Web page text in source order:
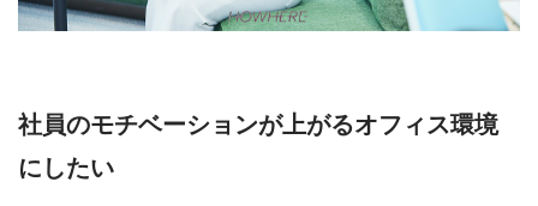
社員のモチベーションが上がるオフィス環境
にしたい